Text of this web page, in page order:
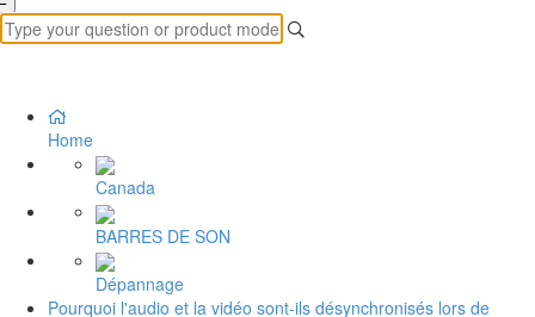
Home
Canada
BARRES DE SON
Dépannage
Pourquoi l'audio et la vidéo sont-ils désynchronisés lors de